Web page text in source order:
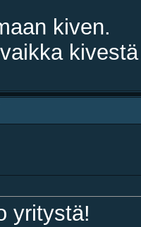
kiven.
yritystä!